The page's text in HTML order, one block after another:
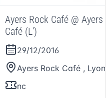
Ayers Rock Café @ Ayers
Café (L')
29/12/2016
Ayers Rock Café , Lyon
nc